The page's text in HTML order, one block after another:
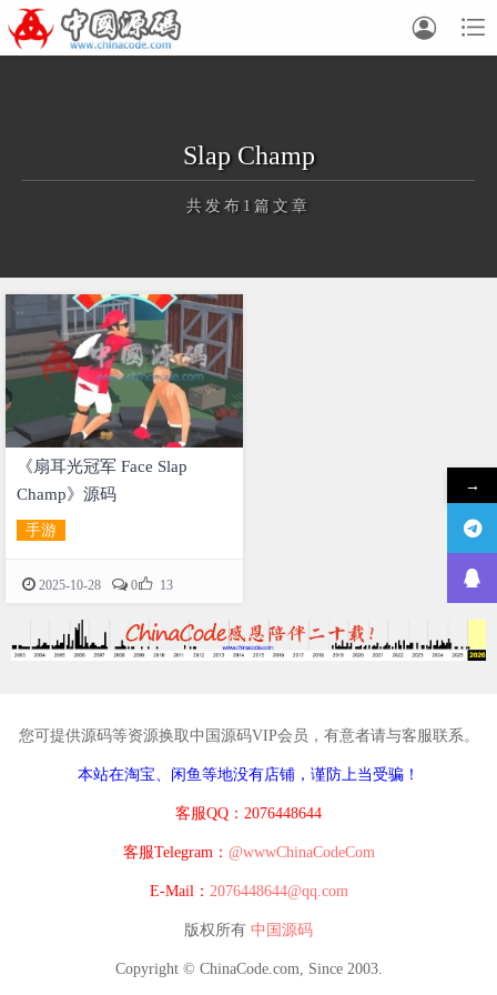


Slap Champ
共发布1篇文章
正在为您加载新内容
《扇耳光冠军 Face Slap
Champ》源码
手游
2025-10-28 0 13
您可提供源码等资源换取中国源码VIP会员，有意者请与客服联系。
本站在淘宝、闲鱼等地没有店铺，谨防上当受骗！
客服QQ：2076448644
客服Telegram： @wwwChinaCodeCom
E-Mail： 2076448644@qq.com
版权所有 中国源码
Copyright © ChinaCode.com, Since 2003.
→